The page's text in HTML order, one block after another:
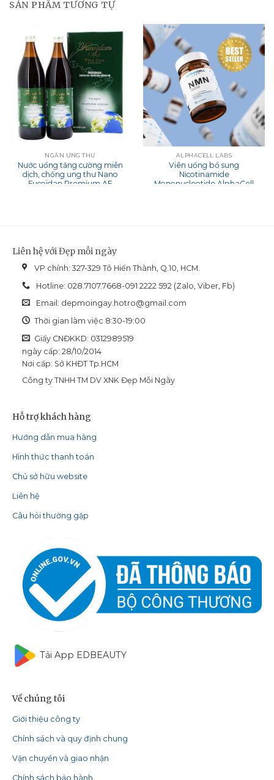
SẢN PHẨM TƯƠNG TỰ
NGĂN UNG THƯ
Nước uống tăng cường miễn
dịch, chống ung thư Nano
Fucoidan Premium AF
ALPHACELL LABS
Viên uống bổ sung
Nicotinamide
Mononucleotide AlphaCell
Liên hệ với Đẹp mỗi ngày
VP chính: 327-329 Tô Hiến Thành, Q.10, HCM.
Hotline: 028.7107.7668-091 2222 592 (Zalo, Viber, Fb)
Email: depmoingay.hotro@gmail.com
Thời gian làm việc 8:30-19:00
Giấy CNĐKKD: 0312989519
ngày cấp: 28/10/2014
Nơi cấp: Sở KHĐT Tp.HCM
Công ty TNHH TM DV XNK Đẹp Mỗi Ngày
Hỗ trợ khách hàng
Hướng dẫn mua hàng
Hình thức thanh toán
Chủ sở hữu website
Liên hệ
Câu hỏi thường gặp
Tải App EDBEAUTY
Về chúng tôi
Giới thiệu công ty
Chính sách và quy định chung
Vận chuyển và giao nhận
Chính sách bảo hành